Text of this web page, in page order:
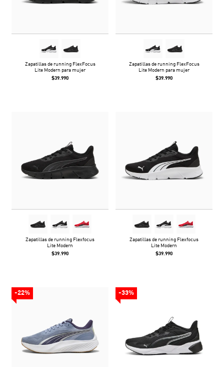
Zapatillas de running FlexFocus
Lite Modern para mujer
$39.990
Zapatillas de running FlexFocus
Lite Modern para mujer
$39.990
Zapatillas de running Flexfocus
Lite Modern
$39.990
Zapatillas de running Flexfocus
Lite Modern
$39.990
-22% -33%